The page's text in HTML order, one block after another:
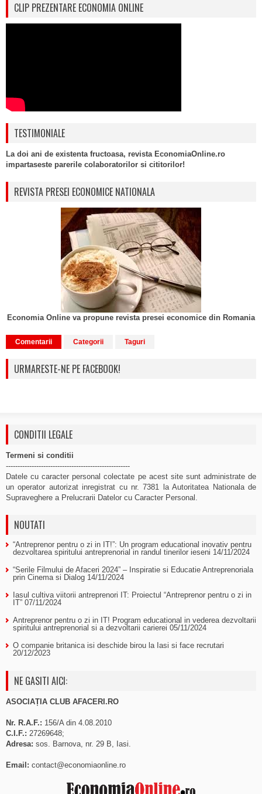
CLIP PREZENTARE ECONOMIA ONLINE
TESTIMONIALE
La doi ani de existenta fructoasa, revista EconomiaOnline.ro
impartaseste parerile colaboratorilor si cititorilor!
REVISTA PRESEI ECONOMICE NATIONALA
Economia Online va propune revista presei economice din Romania
Comentarii Categorii Taguri
URMARESTE-NE PE FACEBOOK!
CONDITII LEGALE
Termeni si conditii
-----------------------------------------------------
Datele cu caracter personal colectate pe acest site sunt administrate de
un operator autorizat inregistrat cu nr. 7381 la Autoritatea Nationala de
Supraveghere a Prelucrarii Datelor cu Caracter Personal.
NOUTATI
“Antreprenor pentru o zi in IT!”: Un program educational inovativ pentru
dezvoltarea spiritului antreprenorial in randul tinerilor ieseni 14/11/2024
“Serile Filmului de Afaceri 2024” – Inspiratie si Educatie Antreprenoriala
prin Cinema si Dialog 14/11/2024
Iasul cultiva viitorii antreprenori IT: Proiectul “Antreprenor pentru o zi in
IT” 07/11/2024
Antreprenor pentru o zi in IT! Program educational in vederea dezvoltarii
spiritului antreprenorial si a dezvoltarii carierei 05/11/2024
O companie britanica isi deschide birou la Iasi si face recrutari
20/12/2023
NE GASITI AICI:
ASOCIAȚIA CLUB AFACERI.RO
Nr. R.A.F.: 156/A din 4.08.2010
C.I.F.: 27269648;
Adresa: sos. Barnova, nr. 29 B, Iasi.
Email: contact@economiaonline.ro